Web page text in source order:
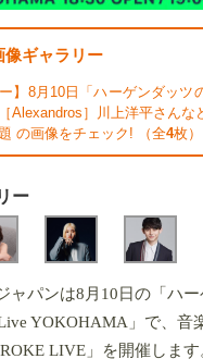
像ギャラリー
ー】8月10日「ハーゲンダッツ
Alexandros］川上洋平さんな
の画像をチェック! （全4枚）
ー
ャパンは8月10日の「ハー
YOKOHAMA」で、音
LIVE」を開催しま